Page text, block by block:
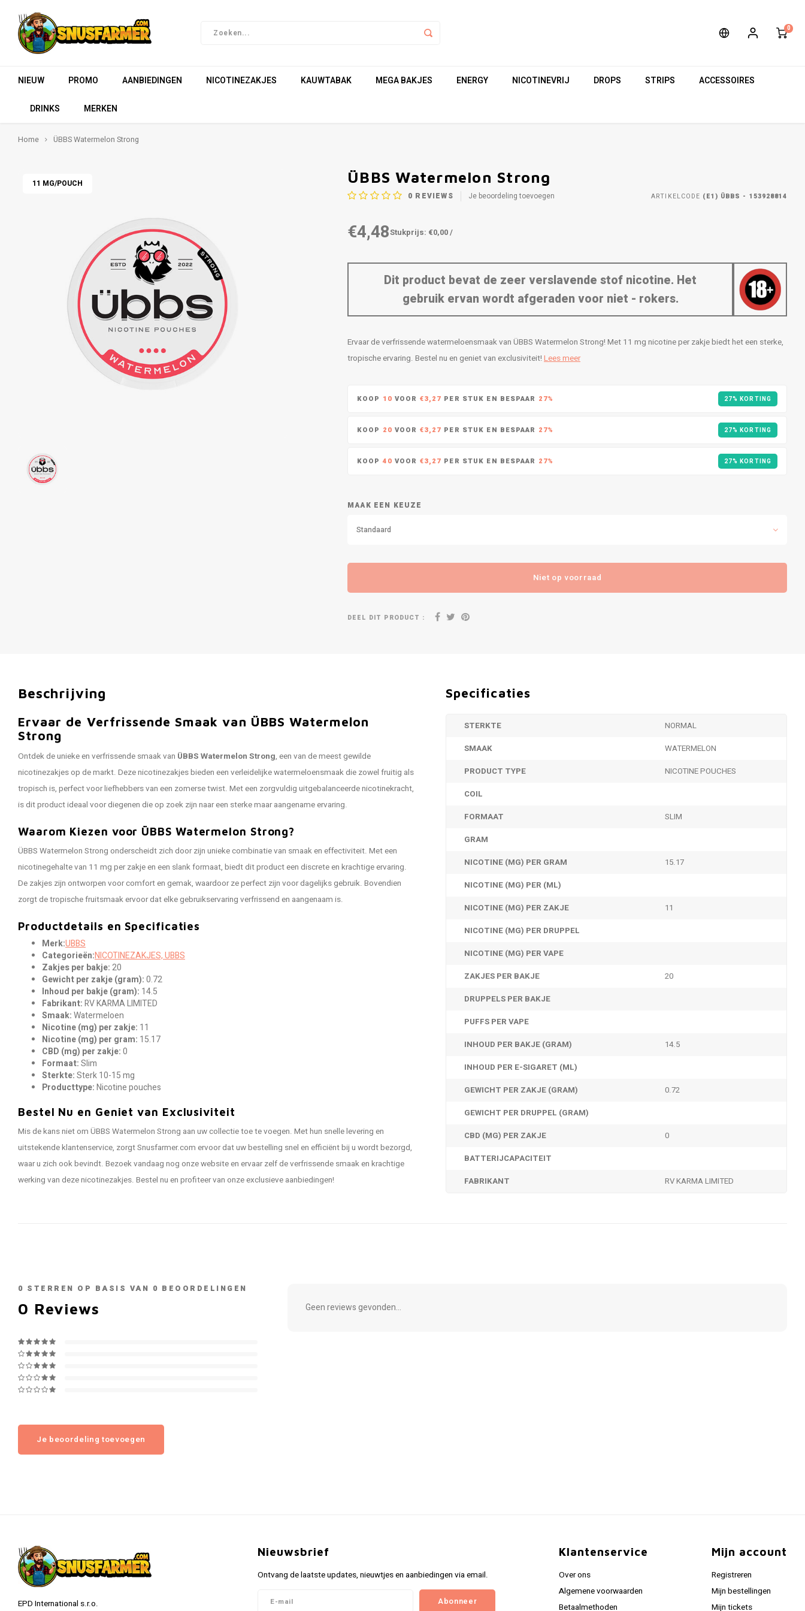
0
NIEUW PROMO AANBIEDINGEN NICOTINEZAKJES KAUWTABAK MEGA BAKJES ENERGY NICOTINEVRIJ DROPS STRIPS ACCESSOIRES
DRINKS MERKEN
Home ÜBBS Watermelon Strong
11 MG/POUCH ÜBBS Watermelon Strong
0 REVIEWS Je beoordeling toevoegen ARTIKELCODE (E1) ÜBBS - 153928814
€4,48Stukprijs: €0,00 /
Dit product bevat de zeer verslavende stof nicotine. Het
gebruik ervan wordt afgeraden voor niet - rokers.
Ervaar de verfrissende watermeloensmaak van ÜBBS Watermelon Strong! Met 11 mg nicotine per zakje biedt het een sterke,
tropische ervaring. Bestel nu en geniet van exclusiviteit!Lees meer
KOOP 10 VOOR €3,27 PER STUK EN BESPAAR 27% 27% KORTING
KOOP 20 VOOR €3,27 PER STUK EN BESPAAR 27% 27% KORTING
KOOP 40 VOOR €3,27 PER STUK EN BESPAAR 27% 27% KORTING
MAAK EEN KEUZE
Standaard
Niet op voorraad
DEEL DIT PRODUCT :
Beschrijving
Ervaar de Verfrissende Smaak van ÜBBS Watermelon
Strong
Ontdek de unieke en verfrissende smaak van ÜBBS Watermelon Strong, een van de meest gewilde
nicotinezakjes op de markt. Deze nicotinezakjes bieden een verleidelijke watermeloensmaak die zowel fruitig als
tropisch is, perfect voor liefhebbers van een zomerse twist. Met een zorgvuldig uitgebalanceerde nicotinekracht,
is dit product ideaal voor diegenen die op zoek zijn naar een sterke maar aangename ervaring.
Waarom Kiezen voor ÜBBS Watermelon Strong?
ÜBBS Watermelon Strong onderscheidt zich door zijn unieke combinatie van smaak en effectiviteit. Met een
nicotinegehalte van 11 mg per zakje en een slank formaat, biedt dit product een discrete en krachtige ervaring.
De zakjes zijn ontworpen voor comfort en gemak, waardoor ze perfect zijn voor dagelijks gebruik. Bovendien
zorgt de tropische fruitsmaak ervoor dat elke gebruikservaring verfrissend en aangenaam is.
Productdetails en Specificaties
Merk:UBBS
Categorieën:NICOTINEZAKJES, UBBS
Zakjes per bakje:20
Gewicht per zakje (gram):0.72
Inhoud per bakje (gram): 14.5
Fabrikant:RV KARMA LIMITED
Smaak:Watermeloen
Nicotine (mg) per zakje: 11
Nicotine (mg) per gram: 15.17
CBD (mg) per zakje:0
Formaat:Slim
Sterkte:Sterk 10-15 mg
Producttype:Nicotine pouches
Bestel Nu en Geniet van Exclusiviteit
Mis de kans niet om ÜBBS Watermelon Strong aan uw collectie toe te voegen. Met hun snelle levering en
uitstekende klantenservice, zorgt Snusfarmer.com ervoor dat uw bestelling snel en efficiënt bij u wordt bezorgd,
waar u zich ook bevindt. Bezoek vandaag nog onze website en ervaar zelf de verfrissende smaak en krachtige
werking van deze nicotinezakjes. Bestel nu en profiteer van onze exclusieve aanbiedingen!
Specificaties
STERKTE
NORMAL
SMAAK
WATERMELON
PRODUCT TYPE
NICOTINE POUCHES
COIL
FORMAAT
SLIM
GRAM
NICOTINE (MG) PER GRAM
15.17
NICOTINE (MG) PER (ML)
NICOTINE (MG) PER ZAKJE
11
NICOTINE (MG) PER DRUPPEL
NICOTINE (MG) PER VAPE
ZAKJES PER BAKJE
20
DRUPPELS PER BAKJE
PUFFS PER VAPE
INHOUD PER BAKJE (GRAM)
14.5
INHOUD PER E-SIGARET (ML)
GEWICHT PER ZAKJE (GRAM)
0.72
GEWICHT PER DRUPPEL (GRAM)
CBD (MG) PER ZAKJE
0
BATTERIJCAPACITEIT
FABRIKANT
RV KARMA LIMITED
0 STERREN OP BASIS VAN 0 BEOORDELINGEN
0 Reviews
Je beoordeling toevoegen
Geen reviews gevonden...
EPD International s.r.o.
Nieuwsbrief
Ontvang de laatste updates, nieuwtjes en aanbiedingen via email.
Abonneer
Klantenservice
Over ons
Algemene voorwaarden
Betaalmethoden
Mijn account
Registreren
Mijn bestellingen
Mijn tickets